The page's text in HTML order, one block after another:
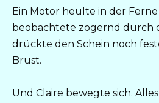
Ein Motor heulte in der Ferne
beobachtete zögernd durch
drückte den Schein noch
Brust.
Und Claire bewegte sich.